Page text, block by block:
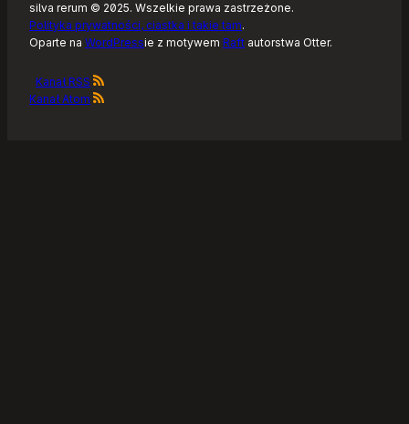
silva rerum © 2025. Wszelkie prawa zastrzeżone.
Polityka prywatności, ciastka i takie tam.
Oparte na WordPressie z motywem Raft autorstwa Otter.
Kanał RSS
Kanał Atom